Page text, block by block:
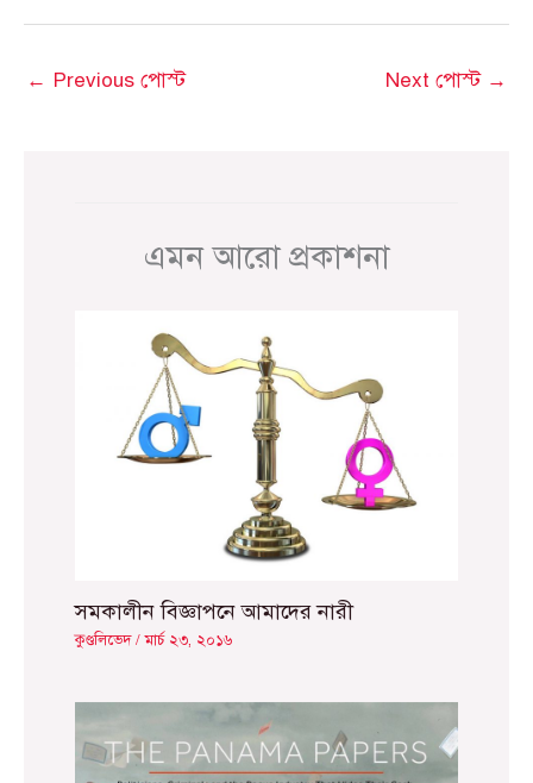
← Previous পোস্ট Next পোস্ট →
এমন আরো প্রকাশনা
সমকালীন বিজ্ঞাপনে আমাদের নারী
কুণ্ডলিভেদ/মার্চ ২৩, ২০১৬